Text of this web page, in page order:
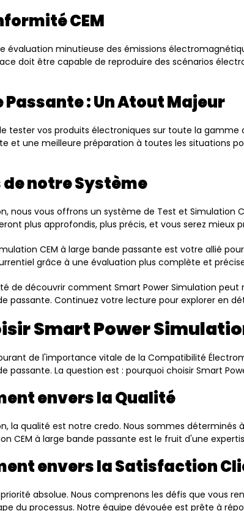
CEM
évaluation minutieuse des émissions
doit être capable de reproduire des scénarios
Passante : Un Atout Majeur
tester vos produits électroniques sur toute la
et une meilleure préparation à toutes les situations
notre Système
nous vous offrons un système de Test et
plus approfondis, plus précis, et vous serez mieux
CEM à large bande passante est votre allié
grâce à une évaluation plus complète et
de découvrir comment Smart Power Simulation
passante. Continuez votre lecture pour explorer en
Smart Power
de l'importance vitale de la Compatibilité
passante. La question est : pourquoi choisir Smart
envers la Qualité
la qualité est notre credo. Nous sommes
CEM à large bande passante est le fruit d'une
envers la Satisfaction
absolue. Nous comprenons les défis que vous
du processus. Notre équipe dévouée est prête à